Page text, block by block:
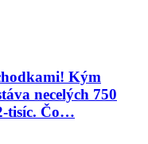
Kým
necelých 750
tisíc. Čo…